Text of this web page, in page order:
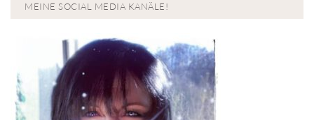
MEINE SOCIAL MEDIA KANÄLE!